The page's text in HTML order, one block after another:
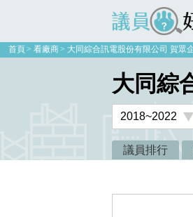
議員好好看
首頁 看廠商 大同綜合訊電股份有限公司 賀眾
大同綜
議員排行